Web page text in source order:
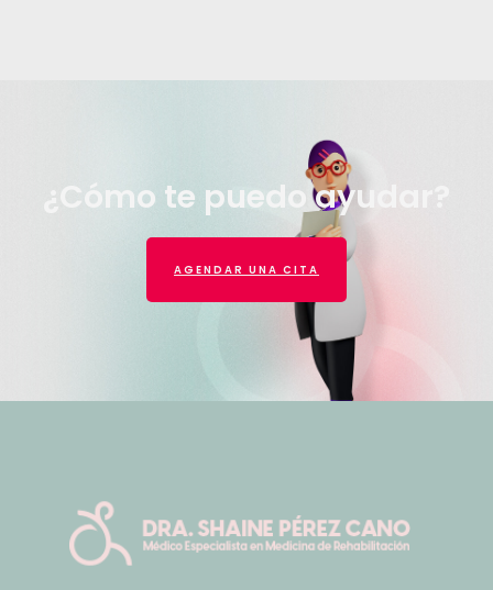
¿Cómo te puedo ayudar?
AGENDAR UNA CITA